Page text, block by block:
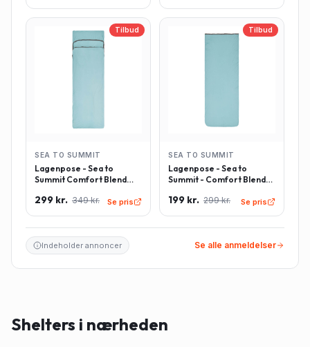
Tilbud
SEA TO SUMMIT
Lagenpose - Sea to
Summit Comfort Blend
pudeindlæg -
299 kr. 349 kr. Se pris
Tilbud
SEA TO SUMMIT
Lagenpose - Sea to
Summit - Comfort Blend
Rektangulær - Lyseblå
199 kr. 299 kr. Se pris
Indeholder annoncer Se alle anmeldelser
Shelters i nærheden